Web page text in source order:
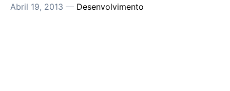
Abril 19, 2013 — Desenvolvimento